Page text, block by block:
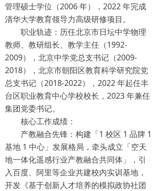
管理硕士学位（2006 年），2022 年完成
清华大学教育领导力高级研修项目。
职业轨迹：历任北京市日坛中学物理
教师、教研组长、教学主任（1992-
2009），北京中学党总支书记（2009-
2018），北京市朝阳区教育科学研究院党
总支书记（2018-2022），2022 年起任丰
台区职业教育中心学校校长，2023 年兼任
集团党委书记。
核心工作成绩：
产教融合先锋：构建「1 校区 1 品牌 1
基地 1 中心」发展格局，牵头成立「空天
地一体化遥感行业产教融合共同体」，引
入百度、阿里等企业共建校内实训基地，
开发《基于创新人才培养的模拟政协社团